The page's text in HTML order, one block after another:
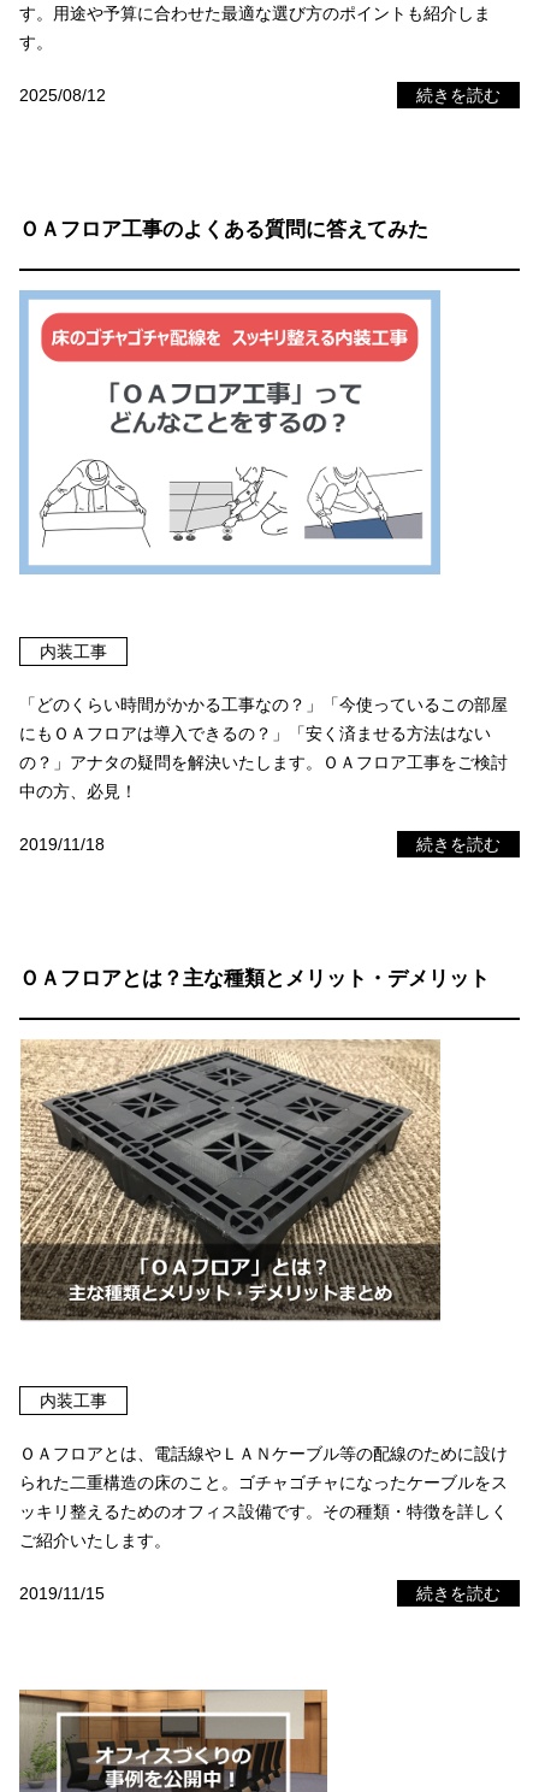
す。用途や予算に合わせた最適な選び方のポイントも紹介しま
す。
2025/08/12 続きを読む
ＯＡフロア工事のよくある質問に答えてみた
内装工事
「どのくらい時間がかかる工事なの？」「今使っているこの部屋
にもＯＡフロアは導入できるの？」「安く済ませる方法はない
の？」アナタの疑問を解決いたします。ＯＡフロア工事をご検討
中の方、必見！
2019/11/18 続きを読む
ＯＡフロアとは？主な種類とメリット・デメリット
内装工事
ＯＡフロアとは、電話線やＬＡＮケーブル等の配線のために設け
られた二重構造の床のこと。ゴチャゴチャになったケーブルをス
ッキリ整えるためのオフィス設備です。その種類・特徴を詳しく
ご紹介いたします。
2019/11/15 続きを読む